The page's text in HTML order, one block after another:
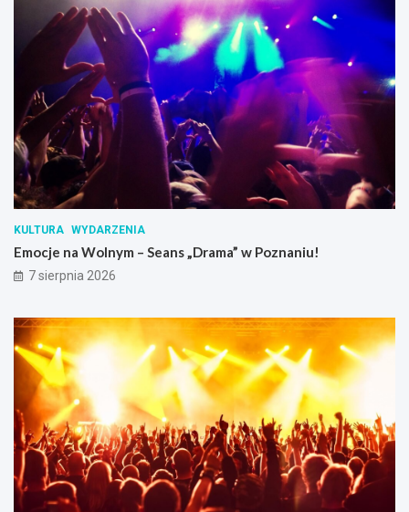
KULTURA WYDARZENIA
Emocje na Wolnym – Seans „Drama” w Poznaniu!
7 sierpnia 2026